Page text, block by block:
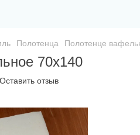
Полотенца Полотенце
70х140
Оставить отзыв